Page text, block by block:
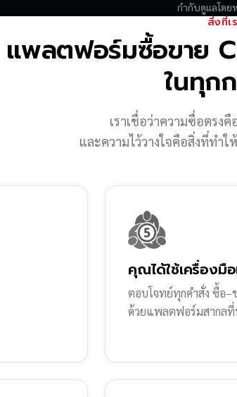
กำกับดูแลโดย
สิ่งที่เ
แพลตฟอร์มซื้อขาย
ในทุก
เราเชื่อว่าความซื่อตรง
และความไว้วางใจคือสิ่งที่ทำใ
คุณได้ใช้เครื่องมื
ตอบโจทย์ทุกคำสั่ง ซื้อ–
ด้วยแพลตฟอร์มสากลที่